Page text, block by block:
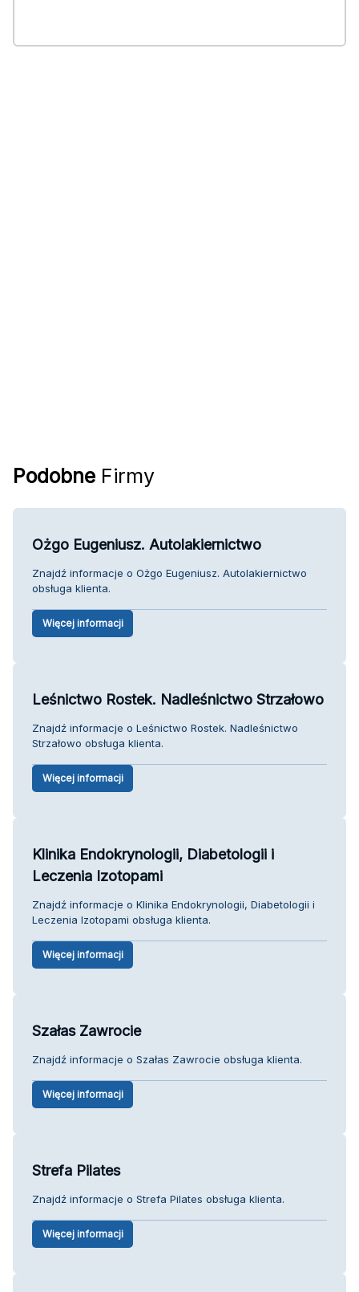
Podobne Firmy
Ożgo Eugeniusz. Autolakiernictwo
Znajdź informacje o Ożgo Eugeniusz. Autolakiernictwo
obsługa klienta.
Więcej informacji
Leśnictwo Rostek. Nadleśnictwo Strzałowo
Znajdź informacje o Leśnictwo Rostek. Nadleśnictwo
Strzałowo obsługa klienta.
Więcej informacji
Klinika Endokrynologii, Diabetologii i
Leczenia Izotopami
Znajdź informacje o Klinika Endokrynologii, Diabetologii i
Leczenia Izotopami obsługa klienta.
Więcej informacji
Szałas Zawrocie
Znajdź informacje o Szałas Zawrocie obsługa klienta.
Więcej informacji
Strefa Pilates
Znajdź informacje o Strefa Pilates obsługa klienta.
Więcej informacji